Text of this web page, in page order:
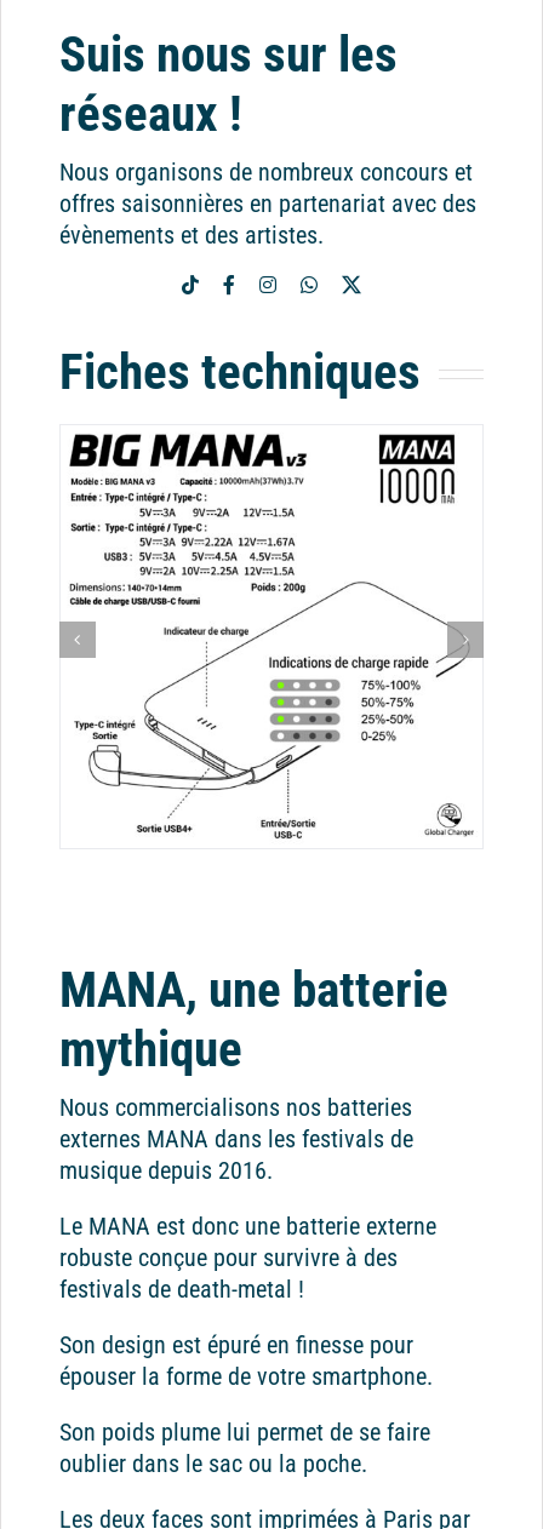
Suis nous sur les
réseaux !
Nous organisons de nombreux concours et
offres saisonnières en partenariat avec des
évènements et des artistes.
Fiches techniques
MANA, une batterie
mythique
Nous commercialisons nos batteries
externes MANA dans les festivals de
musique depuis 2016.
Le MANA est donc une batterie externe
robuste conçue pour survivre à des
festivals de death-metal !
Son design est épuré en finesse pour
épouser la forme de votre smartphone.
Son poids plume lui permet de se faire
oublier dans le sac ou la poche.
Les deux faces sont imprimées à Paris par